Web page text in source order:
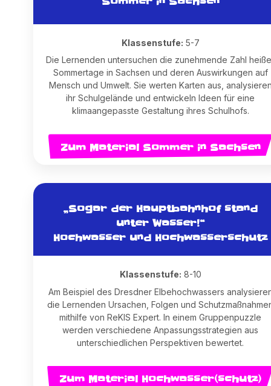
Klassenstufe: 5-7
Die Lernenden untersuchen die zunehmende Zahl
Sommertage in Sachsen und deren Auswirkungen auf
Mensch und Umwelt. Sie werten Karten aus,
ihr Schulgelände und entwickeln Ideen für eine
klimaangepasste Gestaltung ihres Schulhofs.
Zum Material Sommer in Sachsen
„Sogar der Hauptbahnhof stand
unter Wasser!“
Hochwasser und Hochwasserschutz
Klassenstufe: 8-10
Am Beispiel des Dresdner Elbehochwassers
die Lernenden Ursachen, Folgen und
mithilfe von ReKIS Expert. In einem Gruppenpuzzle
werden verschiedene Anpassungsstrategien aus
unterschiedlichen Perspektiven bewertet.
Zum Material Hochwasser(schutz)